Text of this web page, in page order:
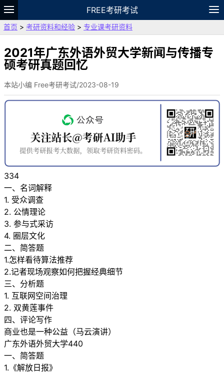
FREE考研考试
题库
故事 专题 APP
VIP
资料
首页 > 考研资料和经验 > 专业课考研资料
2021年广东外语外贸大学新闻与传播专
硕考研真题回忆
本站小编 Free考研考试/2023-08-19
334
一、名词解释
1. 受众调查
2. 公情理论
3. 参与式采访
4. 圈层文化
二、简答题
1.怎样看待算法推荐
2.记者现场观察如何把握经典细节
三、分析题
1. 互联网空间治理
2. 双黄莲事件
四、评论写作
商业也是一种公益（马云演讲）
广东外语外贸大学440
一、简答题
1.《解放日报》